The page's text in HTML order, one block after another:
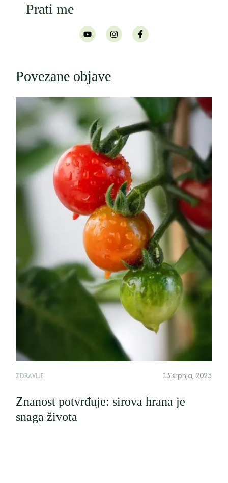
Prati me
Povezane objave
ZDRAVLJE 13 srpnja, 2025
Znanost potvrđuje: sirova hrana je
snaga života